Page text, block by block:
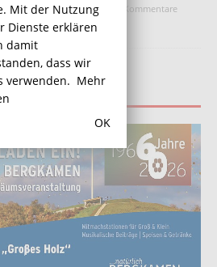
2016 Redaktion
Kommentare
Mit der Nutzung
Dienste erklären
damit
dass wir
verwenden. Mehr
OK